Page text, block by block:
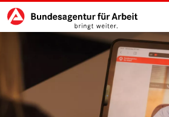
zu den Hauptinhalten springen
Hauptnavigation